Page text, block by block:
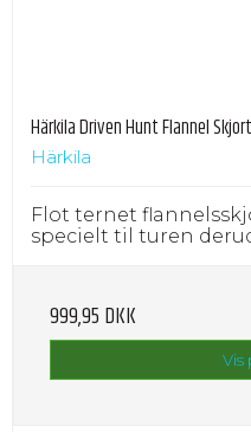
Härkila Driven Hunt Flannel
Härkila
Flot ternet
specielt til turen
999,95 DKK
Vis